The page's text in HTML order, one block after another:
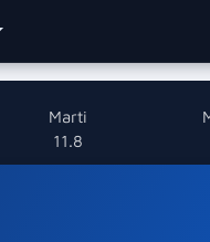
Marti
11.8